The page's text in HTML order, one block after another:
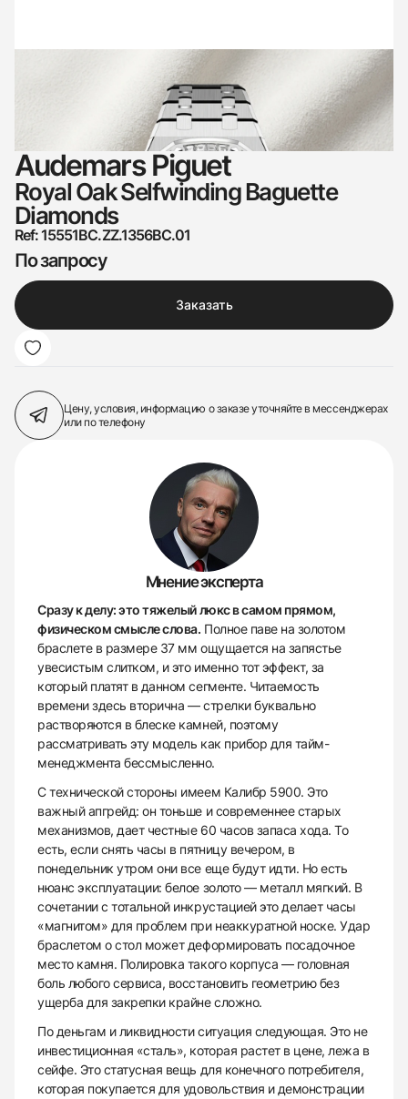
Audemars Piguet
Royal Oak Selfwinding Baguette
Diamonds
Ref: 15551BC.ZZ.1356BC.01
По запросу
Заказать
Цену, условия, информацию о заказеуточняйте в мессенджерах
или по телефону
Мнение эксперта
Сразу к делу: это тяжелый люкс в самом прямом,
физическом смысле слова. Полное паве на золотом
браслете в размере 37 мм ощущается на запястье
увесистым слитком, и это именно тот эффект, за
который платят в данном сегменте. Читаемость
времени здесь вторична — стрелки буквально
растворяются в блеске камней, поэтому
рассматривать эту модель как прибор для тайм-
менеджмента бессмысленно.
С технической стороны имеем Калибр 5900. Это
важный апгрейд: он тоньше и современнее старых
механизмов, дает честные 60 часов запаса хода. То
есть, если снять часы в пятницу вечером, в
понедельник утром они все еще будут идти. Но есть
нюанс эксплуатации: белое золото — металл мягкий. В
сочетании с тотальной инкрустацией это делает часы
«магнитом» для проблем при неаккуратной носке. Удар
браслетом о стол может деформировать посадочное
место камня. Полировка такого корпуса — головная
боль любого сервиса, восстановить геометрию без
ущерба для закрепки крайне сложно.
По деньгам и ликвидности ситуация следующая. Это не
инвестиционная «сталь», которая растет в цене, лежа в
сейфе. Это статусная вещь для конечного потребителя,
которая покупается для удовольствия и демонстрации